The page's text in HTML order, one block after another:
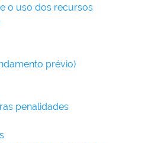
o uso dos recursos
prévio)
penalidades